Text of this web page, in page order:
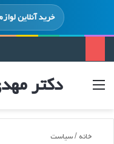
خرید آنلاین
دکتر منو ورود
خانه /سیاست